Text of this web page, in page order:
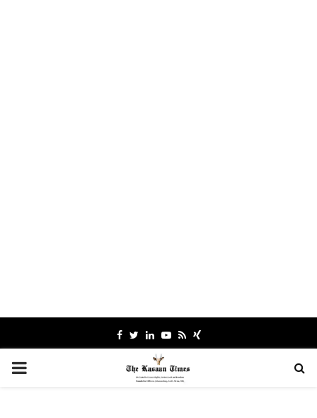
Facebook
TwitterLinkedinYoutube
RssXing
PRIMARY